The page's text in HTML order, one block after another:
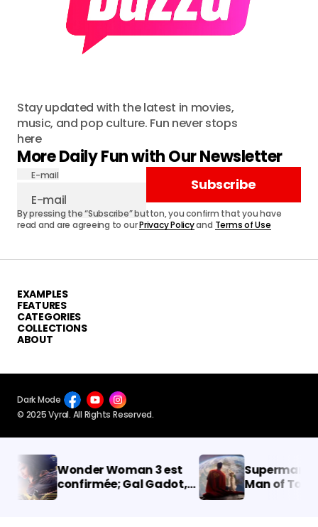
Stay updated with the latest in movies,
music, and pop culture. Fun never stops
here
More Daily Fun with Our Newsletter
E-mail
Subscribe
By pressing the “Subscribe” button, you confirm that you have
read and are agreeing to ourPrivacy Policyand Terms of Use
EXAMPLES
FEATURES
CATEGORIES
COLLECTIONS
ABOUT
© 2025 Vyral. All Rights Reserved.
Dark Mode
Wonder Woman 3 est
confirmée; Gal Gadot,
Lynda Carter et la
Superman 2
Man of
Débarque